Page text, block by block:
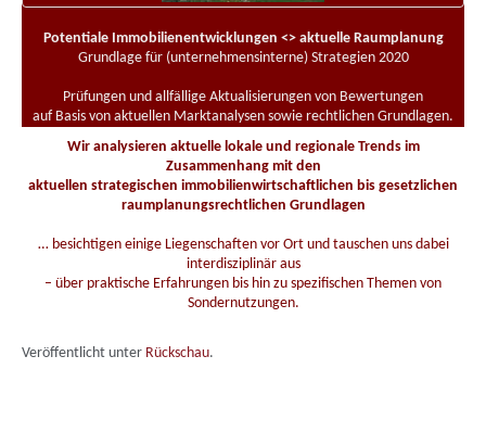
Potentiale Immobilienentwicklungen <> aktuelle Raumplanung
Grundlage für (unternehmensinterne) Strategien 2020
Prüfungen und allfällige Aktualisierungen von Bewertungen
auf Basis von aktuellen Marktanalysen sowie rechtlichen Grundlagen.
Wir analysieren aktuelle lokale und regionale Trends im
Zusammenhang mit den
aktuellen strategischen immobilienwirtschaftlichen bis gesetzlichen
raumplanungsrechtlichen Grundlagen
… besichtigen einige Liegenschaften vor Ort und tauschen uns dabei
interdisziplinär aus
– über praktische Erfahrungen bis hin zu spezifischen Themen von
Sondernutzungen.
Veröffentlicht unter Rückschau.